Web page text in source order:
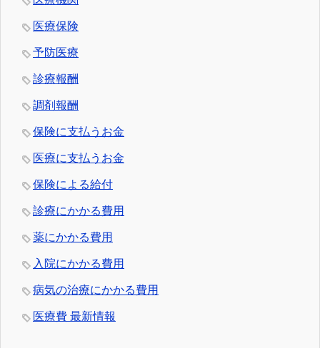
医療保険
予防医療
診療報酬
調剤報酬
保険に支払うお金
医療に支払うお金
保険による給付
診療にかかる費用
薬にかかる費用
入院にかかる費用
病気の治療にかかる費用
医療費 最新情報